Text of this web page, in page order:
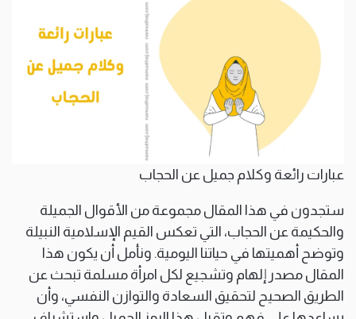
عبارات رائعة وكلام جميل عن الحجاب
ستجدون في هذا المقال مجموعة من الأقوال الجميلة
والحكيمة عن الحجاب، التي تعكس القيم الإسلامية النبيلة
وتوضح أهميتها في حياتنا اليومية. ونأمل أن يكون هذا
المقال مصدر إلهام وتشجيع لكل امرأة مسلمة تبحث عن
الطريق الصحيح لتحقيق السعادة والتوازن النفسي، وأن